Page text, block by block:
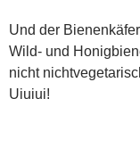
Und der
Wild- und
nicht
Uiuiui!